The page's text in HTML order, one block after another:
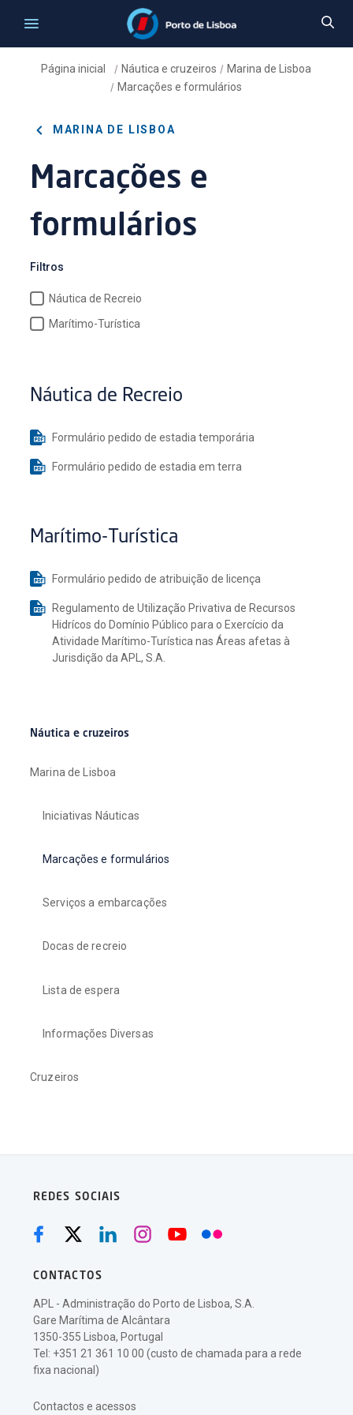
Página inicial / Náutica e cruzeiros / Marina de Lisboa
/ Marcações e formulários
MARINA DE LISBOA
Marcações e
formulários
Filtros
Náutica de Recreio
Marítimo-Turística
Náutica de Recreio
Formulário pedido de estadia temporária
Formulário pedido de estadia em terra
Marítimo-Turística
Formulário pedido de atribuição de licença
Regulamento de Utilização Privativa de Recursos
Hidrícos do Domínio Público para o Exercício da
Atividade Marítimo-Turística nas Áreas afetas à
Jurisdição da APL, S.A.
Náutica e cruzeiros
Marina de Lisboa
Iniciativas Náuticas
Marcações e formulários
Serviços a embarcações
Docas de recreio
Lista de espera
Informações Diversas
Cruzeiros
REDES SOCIAIS
CONTACTOS
APL - Administração do Porto de Lisboa, S.A.
Gare Marítima de Alcântara
1350-355 Lisboa, Portugal
Tel: +351 21 361 10 00 (custo de chamada para a rede
fixa nacional)
Contactos e acessos